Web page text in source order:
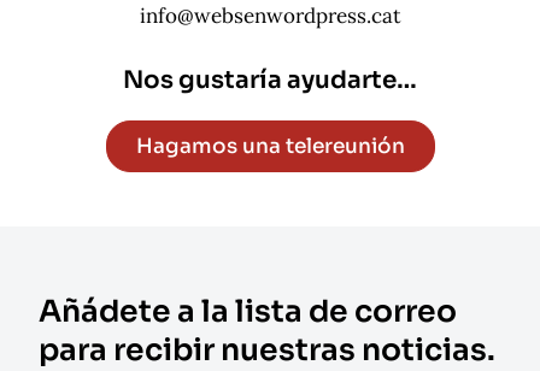
info@websenwordpress.cat
Nos gustaría ayudarte…
Hagamos una telereunión
Añádete a la lista de correo
para recibir nuestras noticias.